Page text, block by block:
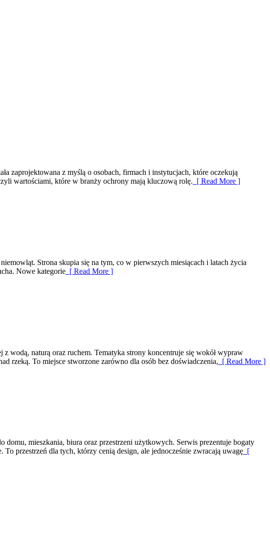
zaprojektowana z myślą o osobach, firmach i instytucjach, które oczekują
wartościami, które w branży ochrony mają kluczową rolę. [ Read More ]
Strona skupia się na tym, co w pierwszych miesiącach i latach życia
Nowe kategorie [ Read More ]
wodą, naturą oraz ruchem. Tematyka strony koncentruje się wokół wypraw
rzeką. To miejsce stworzone zarówno dla osób bez doświadczenia, [ Read More ]
mieszkania, biura oraz przestrzeni użytkowych. Serwis prezentuje bogaty
przestrzeń dla tych, którzy cenią design, ale jednocześnie zwracają uwagę [